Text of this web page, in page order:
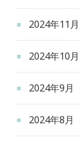
2024年11月
2024年10月
2024年9月
2024年8月